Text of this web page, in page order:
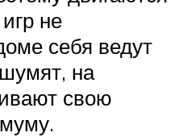
не
себя ведут
на
свою